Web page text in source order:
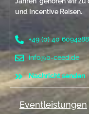
und Incentive Reisen.
+49 (0) 40
info@b-ceed.de
Nachricht senden
Eventleistungen